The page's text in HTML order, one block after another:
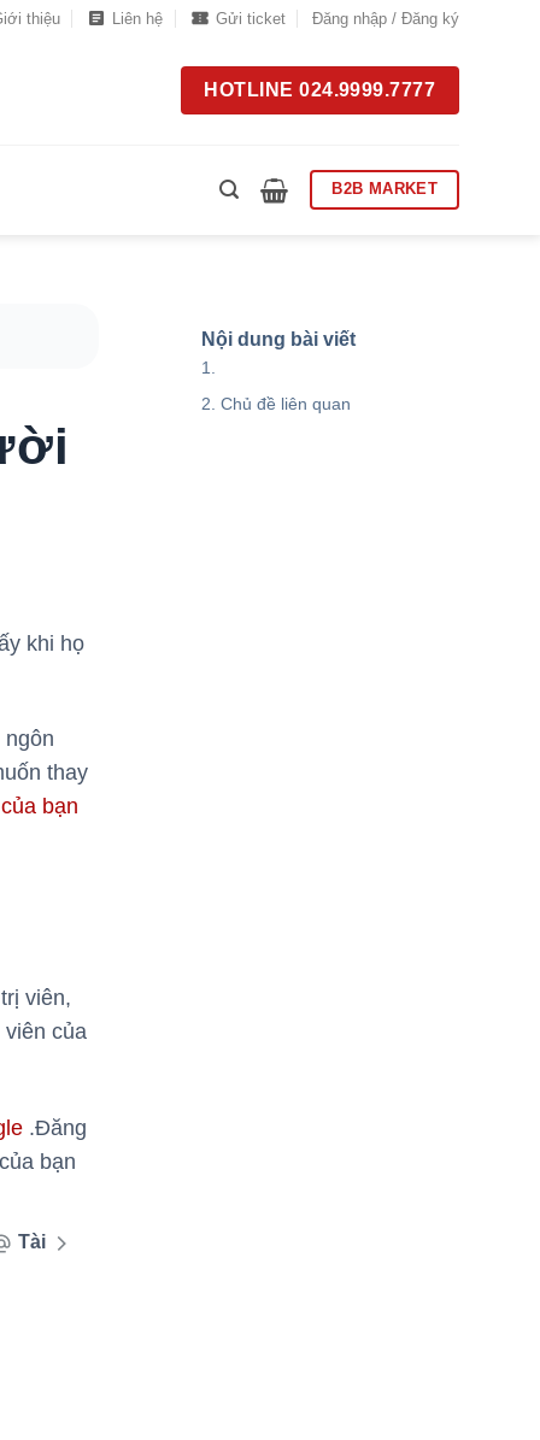
thiệu Liên hệ Gửi ticket Đăng nhập / Đăng ký
HOTLINE 024.9999.7777
B2B MARKET
khi họ
thay
bạn
viên,
của
.Đăng
bạn
Tài
Nội dung bài viết
Chủ đề liên quan